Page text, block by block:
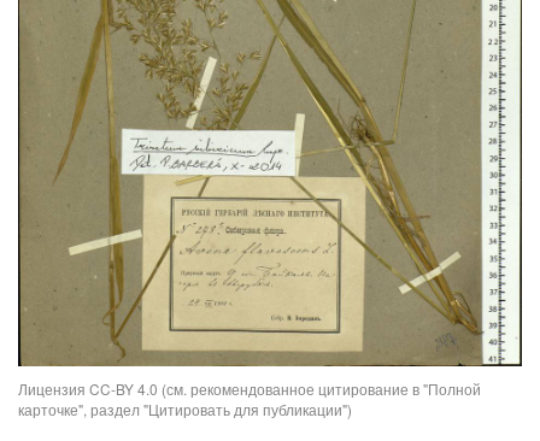
Лицензия CC-BY 4.0 (см. рекомендованное цитирование в "Полной
карточке", раздел "Цитировать для публикации")